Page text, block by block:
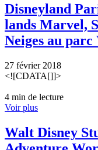
Disneyland
lands Marvel,
Neiges au
27 février 2018
<![CDATA[]]>
4 min de lecture
Voir plus
Walt Disney